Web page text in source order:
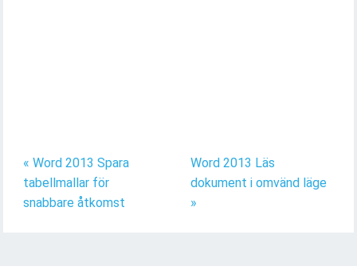
« Word 2013 Spara
tabellmallar för
snabbare åtkomst
Word 2013 Läs
dokument i omvänd läge
»